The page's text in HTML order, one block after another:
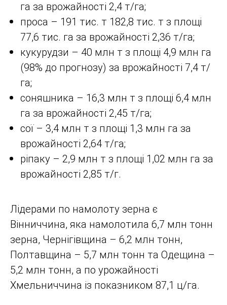
га за врожайності 2,4 т/га;
проса – 191 тис. т 182,8 тис. т з площі
77,6 тис. га за врожайності 2,36 т/га;
кукурудзи – 40 млн т з площі 4,9 млн га
(98% до прогнозу) за врожайності 7,4 ​​т/
га;
соняшника – 16,3 млн т з площі 6,4 млн
га за врожайності 2,45 т/га;
сої – 3,4 млн т з площі 1,3 млн га за
врожайності 2,64 т/га;
ріпаку – 2,9 млн т з площі 1,02 млн га за
врожайності 2,85 т/г.
Лідерами по намолоту зерна є
Вінниччина, яка намолотила 6,7 млн тонн
зерна, Чернігівщина – 6,2 млн тонн,
Полтавщина – 5,7 млн тонн та Одещина –
5,2 млн тонн, а по урожайності
Хмельниччина із показником 87,1 ц/га.